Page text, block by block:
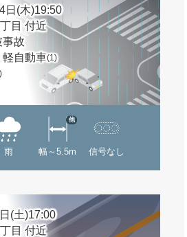
日(木)19:50
目 付近
事故
軽自動車(1)
雨 幅～5.5m
他
信号なし
(土)17:00
目 付近